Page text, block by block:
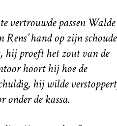
vertrouwde passen Walde
hand op zijn
hij proeft het zout van de
hoort hij hoe de
hij wilde
onder de kassa.